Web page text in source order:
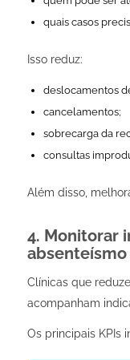
quais casos
Isso reduz:
deslocamentos
cancelamentos;
sobrecarga da
consultas
Além disso,
4. Monitorar
Clínicas que
acompanham
Os principais KPIs